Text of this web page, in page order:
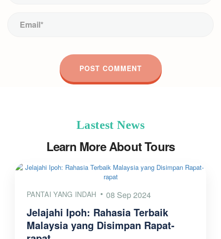
Lastest News
Learn More About Tours
PANTAI YANG INDAH 08 Sep 2024
Jelajahi Ipoh: Rahasia Terbaik
Malaysia yang Disimpan Rapat-